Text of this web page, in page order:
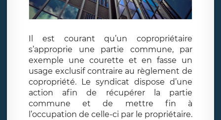
Il est courant qu’un copropriétaire
s’approprie une partie commune, par
exemple une courette et en fasse un
usage exclusif contraire au règlement de
copropriété. Le syndicat dispose d’une
action afin de récupérer la partie
commune et de mettre fin à
l’occupation de celle-ci par le propriétaire.